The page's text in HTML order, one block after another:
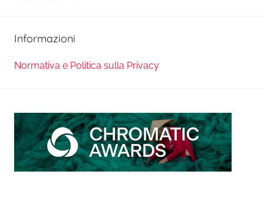
Informazioni
Normativa e Politica sulla Privacy